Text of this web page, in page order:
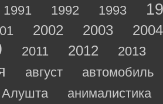
1991 1992 1993
2002 2003 2004
2011 2012 2013
август автомобиль
Алушта
анималистика